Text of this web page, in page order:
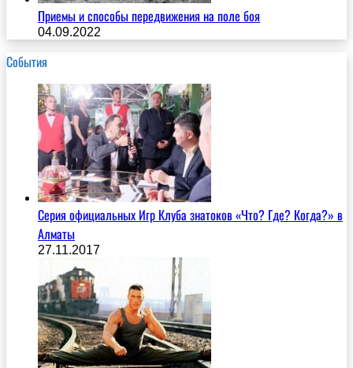
Приемы и способы передвижения на поле боя
04.09.2022
События
Серия официальных Игр Клуба знатоков «Что? Где? Когда?» в
Алматы
27.11.2017